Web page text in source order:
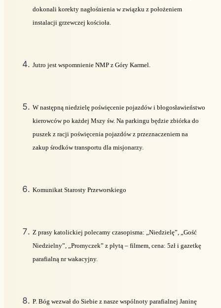
dokonali korekty nagłośnienia w związku z położeniem
instalacji grzewczej kościoła.
Jutro jest wspomnienie NMP z Góry Karmel.
W następną niedzielę poświęcenie pojazdów i błogosławieństwo
kierowców po każdej Mszy św. Na parkingu będzie zbiórka do
puszek z racji poświęcenia pojazdów z przeznaczeniem na
zakup środków transportu dla misjonarzy.
Komunikat Starosty Przeworskiego
Z prasy katolickiej polecamy czasopisma: „Niedzielę”, „Gość
Niedzielny”, „Promyczek” z płytą – filmem, cena: 5zł i gazetkę
parafialną nr wakacyjny.
P. Bóg wezwał do Siebie z nasze wspólnoty parafialnej Janinę